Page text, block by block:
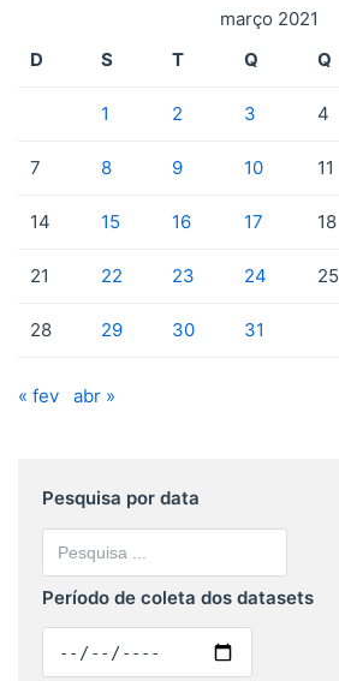
março 2021
D
S T Q Q
1 2 3 4
7 8 9 10 11
14 15 16 17 18
21 22 23 24 25
28 29 30 31
« fev abr »
Pesquisa por data
Período de coleta dos datasets